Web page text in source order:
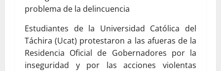
problema de la delincuencia
Estudiantes de la Universidad Católica del
Táchira (Ucat) protestaron a las afueras de la
Residencia Oficial de Gobernadores por la
inseguridad y por las acciones violentas